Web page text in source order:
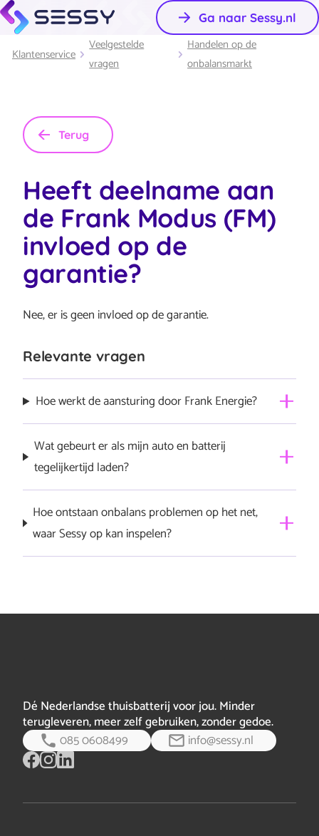
Ga naar Sessy.nl
Klantenservice
Veelgestelde
vragen
Handelen op de
onbalansmarkt
Terug
Heeft deelname aan
de Frank Modus (FM)
invloed op de
garantie?
Nee, er is geen invloed op de garantie.
Relevante vragen
Hoe werkt de aansturing door Frank Energie?
Aansturing door Frank Energie – Sessy thuisbatterij
Wat gebeurt er als mijn auto en batterij
tegelijkertijd laden?
Hoe ontstaan onbalans problemen op het net,
waar Sessy op kan inspelen?
afname of gebruik op het nationale elektriciteitsnet. Om
Dé Nederlandse thuisbatterij voor jou. Minder
terugleveren, meer zelf gebruiken, zonder gedoe.
085 0608499
info@sessy.nl